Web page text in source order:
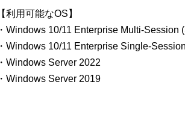
【利用可能なOS】
・Windows 10/11 Enterprise Multi-Session
・Windows 10/11 Enterprise Single-
・Windows Server 2022
・Windows Server 2019